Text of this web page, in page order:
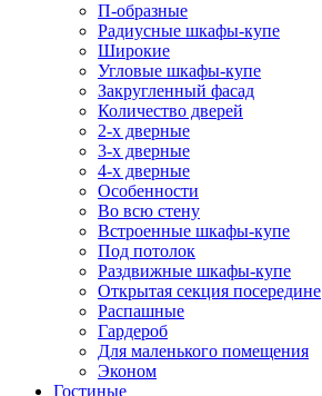
П-образные
Радиусные шкафы-купе
Широкие
Угловые шкафы-купе
Закругленный фасад
Количество дверей
2-х дверные
3-х дверные
4-х дверные
Особенности
Во всю стену
Встроенные шкафы-купе
Под потолок
Раздвижные шкафы-купе
Открытая секция посередине
Распашные
Гардероб
Для маленького помещения
Эконом
Гостиные